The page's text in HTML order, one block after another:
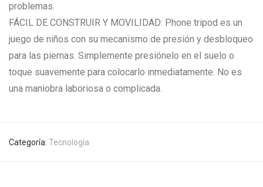
problemas.
FÁCIL DE CONSTRUIR Y MOVILIDAD: Phone tripod es un
juego de niños con su mecanismo de presión y desbloqueo
para las piernas. Simplemente presiónelo en el suelo o
toque suavemente para colocarlo inmediatamente. No es
una maniobra laboriosa o complicada.
Categoría: Tecnología